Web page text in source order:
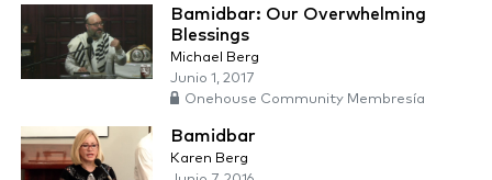
Bamidbar: Our Overwhelming
Blessings
Michael Berg
Junio 1, 2017
Onehouse Community Membresía
Bamidbar
Karen Berg